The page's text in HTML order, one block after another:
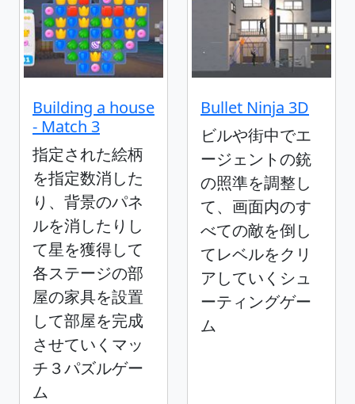
Building a house
- Match 3
指定された絵柄
を指定数消した
り、背景のパネ
ルを消したりし
て星を獲得して
各ステージの部
屋の家具を設置
して部屋を完成
させていくマッ
チ３パズルゲー
ム
Bullet Ninja 3D
ビルや街中でエ
ージェントの銃
の照準を調整し
て、画面内のす
べての敵を倒し
てレベルをクリ
アしていくシュ
ーティングゲー
ム